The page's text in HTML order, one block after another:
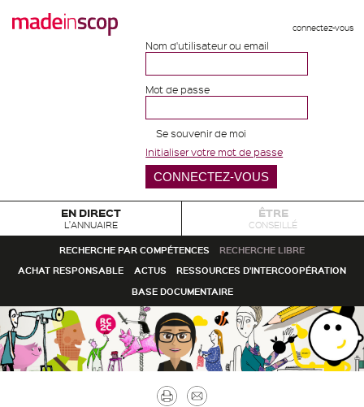
connectez-vous
Nom d'utilisateur ou email
Mot de passe
Se souvenir de moi
Initialiser votre mot de passe
EN DIRECT
L'ANNUAIRE
ÊTRE
CONSEILLÉ
RECHERCHE PAR COMPÉTENCES
RECHERCHE LIBRE
ACHAT RESPONSABLE
ACTUS
RESSOURCES D'INTERCOOPÉRATION
BASE DOCUMENTAIRE
Imprimer